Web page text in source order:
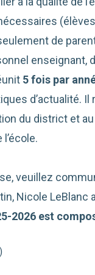
de
enseignant,
5 fois par
d’actualité.
du district et
veuillez
Nicole LeBlanc
2026 est